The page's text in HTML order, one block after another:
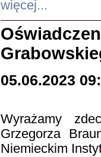
więcej...
05.06.2023
Wyrażamy
Grzegorza
Niemieckim